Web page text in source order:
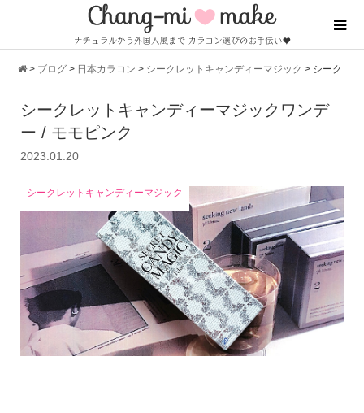
> ブログ > 日本カラコン > シークレットキャンディーマジック > シーク
レットキャンディーマジックワンデー / モモピンク
シークレットキャンディーマジックワンデ
ー / モモピンク
2023.01.20
シークレットキャンディーマジック